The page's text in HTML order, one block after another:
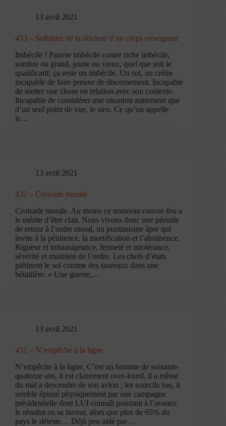
13 avril 2021
433 – Solidaire de la douleur d’un corps enseignant
Imbécile ! Pauvre imbécile contre riche imbécile,
sombre ou grand, jeune ou vieux, quel que soit le
qualificatif, ça reste un imbécile. Un sot, un crétin
incapable de faire preuve de discernement. Incapable
de mettre une chose en relation avec son contexte.
Incapable de considérer une situation autrement que
d’un seul point de vue, le sien. Ce qu’on appelle
le…
13 avril 2021
432 – Croisade morale
Croisade morale. Au moins ce nouveau couvre-feu a
le mérite d’être clair. Nous vivons donc une période
de retour à l’ordre moral, un puritanisme âpre qui
invite à la pénitence, la mortification et l’abstinence.
Rigueur et intransigeance, fermeté et intolérance,
sévérité et maintien de l’ordre. Les chefs d’états
piétinent le sol comme des taureaux dans une
bétaillère. « Une guerre,…
13 avril 2021
431 – N’empêche à la ligne
N’empêche à la ligne, C’est un homme de soixante-
quatorze ans, il est clairement over-lourd, il a même
du mal a descendre de son avion ; les sourcils bas, il
semble épuisé physiquement par une campagne
présidentielle dont LUI connaît pourtant à l’avance
le résultat en sa faveur, alors que plus de 65% du
pays le déteste… Déjà peu aidé par…